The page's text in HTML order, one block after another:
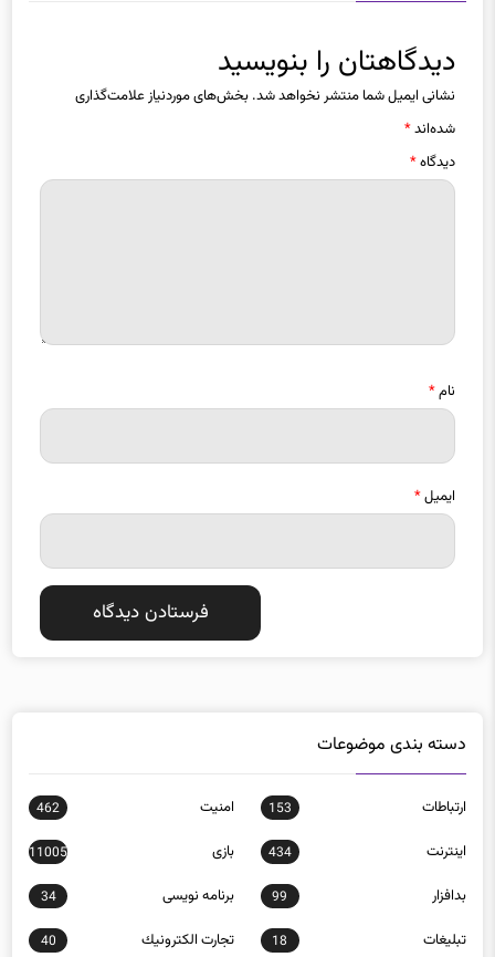
دیدگاهتان را بنویسید
نشانی ایمیل شما منتشر نخواهد شد. بخش‌های موردنیاز علامت‌گذاری
شده‌اند*
دیدگاه*
نام*
ایمیل*
دسته بندی موضوعات
ارتباطات 153 امنيت 462
اينترنت 434 بازی 11005
بدافزار 99 برنامه نويسی 34
تبلیغات 18 تجارت الكترونيك 40